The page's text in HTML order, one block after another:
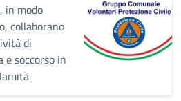
in modo
collaborano
di
e soccorso in